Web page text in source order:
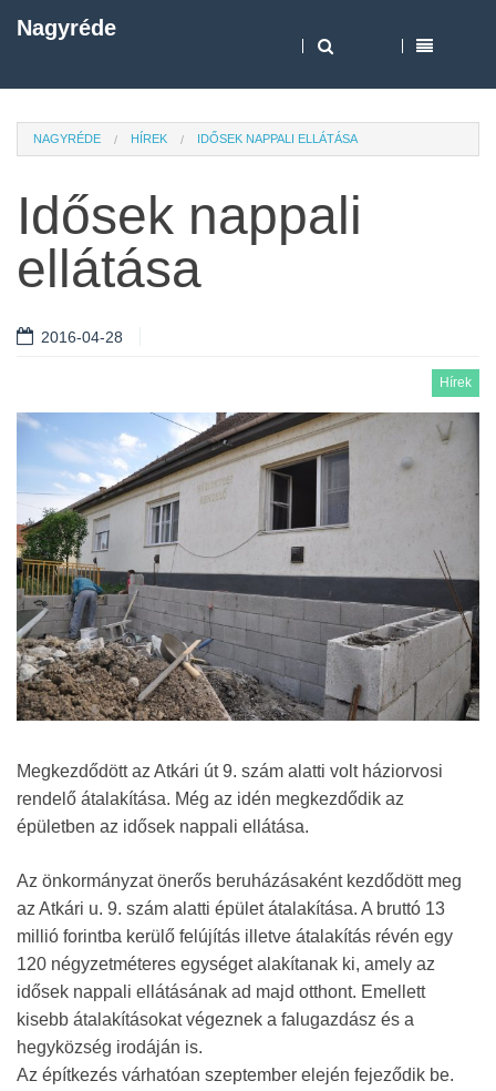
Nagyréde
NAGYRÉDE HÍREK IDŐSEK NAPPALI ELLÁTÁSA
Idősek nappali
ellátása
2016-04-28
Hírek
Megkezdődött az Atkári út 9. szám alatti volt háziorvosi
rendelő átalakítása. Még az idén megkezdődik az
épületben az idősek nappali ellátása.
Az önkormányzat önerős beruházásaként kezdődött meg
az Atkári u. 9. szám alatti épület átalakítása. A bruttó 13
millió forintba kerülő felújítás illetve átalakítás révén egy
120 négyzetméteres egységet alakítanak ki, amely az
idősek nappali ellátásának ad majd otthont. Emellett
kisebb átalakításokat végeznek a falugazdász és a
hegyközség irodáján is.
Az építkezés várhatóan szeptember elején fejeződik be.